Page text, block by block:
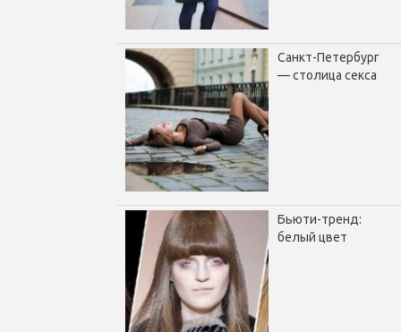
Санкт-Петербург
— столица секса
Бьюти-тренд:
белый цвет